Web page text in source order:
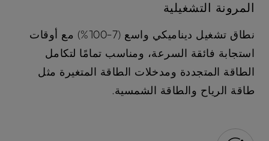
المرونة التشغيلية
نطاق تشغيل ديناميكي واسع (7-100%) مع أوقات
استجابة فائقة السرعة، ومناسب تمامًا لتكامل
الطاقة المتجددة ومدخلات الطاقة المتغيرة مثل
طاقة الرياح والطاقة الشمسية.